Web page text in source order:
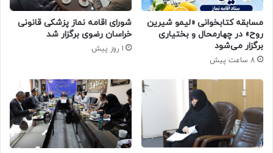
مسابقه کتابخوانی «لیمو شیرین
روح» در چهارمحال و بختیاری
برگزار می‌شود
8 ساعت پیش
شورای اقامه نماز پزشکی قانونی
خراسان رضوی برگزار شد
1 روز پیش